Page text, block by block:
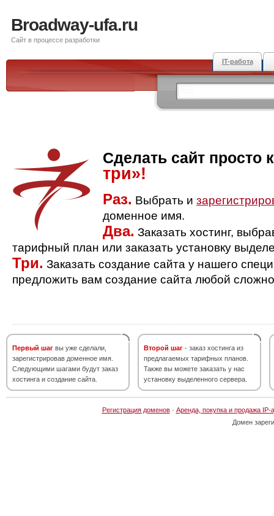
Broadway-ufa.ru
Сайт в процессе разработки
IT-работа
Сделать сайт просто
три»!
Раз. Выбрать и
доменное имя.
Два. Заказать хостинг,
тарифный план или заказать установку
Три. Заказать создание сайта у нашего
предложить вам создание сайта любой
Первый шаг вы уже сделали,
зарегистрировав доменное имя.
Следующими шагами будут заказ
хостинга и создание сайта.
Второй шаг - заказ хостинга из
предлагаемых тарифных планов.
Также вы можете заказать у нас
установку выделенного сервера.
Регистрация доменов· Аренда, покупка и продажа IP-
Домен